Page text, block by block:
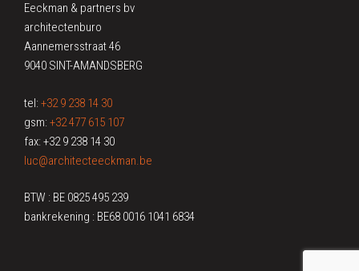
Eeckman & partners bv
architectenburo
Aannemersstraat 46
9040 SINT-AMANDSBERG
tel: +32 9 238 14 30
gsm: +32 477 615 107
fax: +32 9 238 14 30
luc@architecteeckman.be
BTW : BE 0825 495 239
bankrekening : BE68 0016 1041 6834